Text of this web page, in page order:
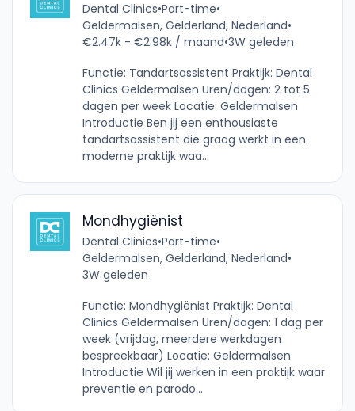
Dental Clinics•Part-time•
Geldermalsen, Gelderland, Nederland•
€2.47k - €2.98k / maand•3W geleden
Functie: Tandartsassistent Praktijk: Dental
Clinics Geldermalsen Uren/dagen: 2 tot 5
dagen per week Locatie: Geldermalsen
Introductie Ben jij een enthousiaste
tandartsassistent die graag werkt in een
moderne praktijk waa...
Mondhygiënist
Dental Clinics•Part-time•
Geldermalsen, Gelderland, Nederland•
3W geleden
Functie: Mondhygiënist Praktijk: Dental
Clinics Geldermalsen Uren/dagen: 1 dag per
week (vrijdag, meerdere werkdagen
bespreekbaar) Locatie: Geldermalsen
Introductie Wil jij werken in een praktijk waar
preventie en parodo...